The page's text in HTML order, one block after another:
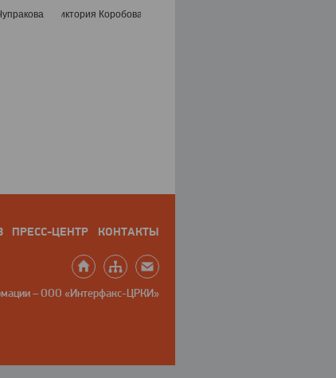
ПРЕСС-ЦЕНТР КОНТАКТЫ
– ООО «Интерфакс-ЦРКИ»